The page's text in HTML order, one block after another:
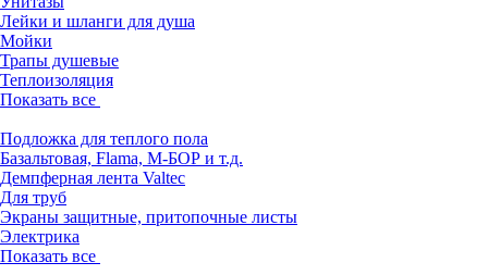
Лейки и шланги для душа
Мойки
Трапы душевые
Теплоизоляция
Показать все
Подложка для теплого пола
Базальтовая, Flama, М-БОР и т.д.
Демпферная лента Valtec
Для труб
Экраны защитные, притопочные листы
Электрика
Показать все